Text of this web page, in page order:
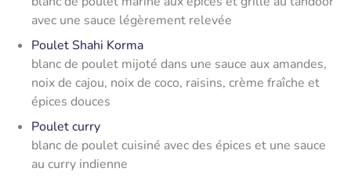
avec une sauce légèrement relevée
Poulet Shahi Korma
blanc de poulet mijoté dans une sauce aux amandes,
noix de cajou, noix de coco, raisins, crème fraîche et
épices douces
Poulet curry
blanc de poulet cuisiné avec des épices et une sauce
au curry indienne